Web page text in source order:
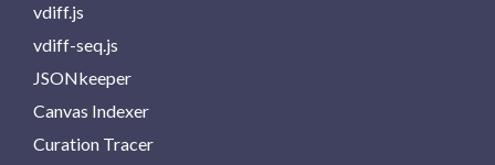
vdiff.js
vdiff-seq.js
JSONkeeper
Canvas Indexer
Curation Tracer